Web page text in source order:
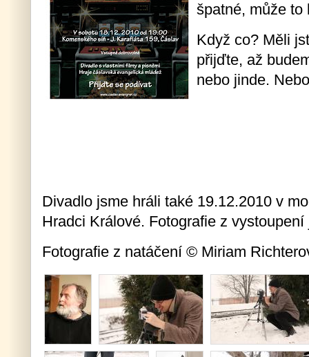
špatné, může to
Když co? Měli
přijďte, až
nebo jinde.
Divadlo jsme hráli také 19.12.2010 v
Hradci Králové. Fotografie z
Fotografie z natáčení © Miriam